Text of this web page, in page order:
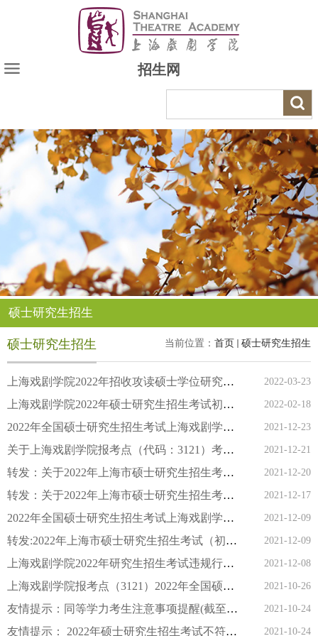
招生网
硕士研究生招生
当前位置： 首页 硕士研究生招生
硕士研究生招生
上海戏剧学院2022年招收攻读硕士学位研究生复试录取办法 2022-03-23
上海戏剧学院2022年硕士研究生招生考试初试成绩查询及相关事项通... 2022-02-18
2022年全国硕士研究生招生考试上海戏剧学院考点（3121）考前提醒... 2021-12-23
关于上海戏剧学院报考点（代码：3121）考场查询的通知 2021-12-21
转发：关于2022年上海市硕士研究生招生考试（初试）防疫工作的最... 2021-12-20
转发：关于2022年上海市硕士研究生招生考试（初试）的最新防疫提... 2021-12-17
2022年全国硕士研究生招生考试上海戏剧学院考点（3121）考前提醒 2021-12-09
转发:2022年上海市硕士研究生招生考试（初试）防疫提示 2021-12-09
上海戏剧学院2022年研究生招生考试违规行为举报方式 2021-12-08
上海戏剧学院报考点（3121）2022年全国硕士研究生招生考试网上确... 2021-10-26
友情提示：同等学力考生注意事项提醒(截至10月24日18：00) 2021-10-24
友情提示： 2022年硕士研究生招生考试不符合我校报考条件的考生... 2021-10-24